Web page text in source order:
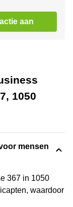
aan
1050
mensen
367 in 1050
waardoor